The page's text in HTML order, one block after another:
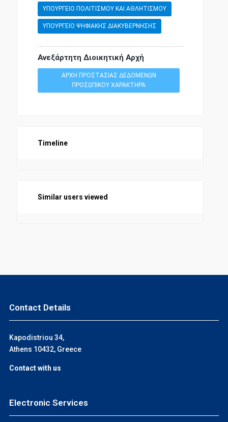
ΥΠΟΥΡΓΕΙΟ ΠΟΛΙΤΙΣΜΟΥ ΚΑΙ ΑΘΛΗΤΙΣΜΟΥ
ΥΠΟΥΡΓΕΙΟ ΨΗΦΙΑΚΗΣ ΔΙΑΚΥΒΕΡΝΗΣΗΣ
Ανεξάρτητη Διοικητική Αρχή
ΑΡΧΗ ΠΡΟΣΤΑΣΙΑΣ ΔΕΔΟΜΕΝΩΝ
ΠΡΟΣΩΠΙΚΟΥ ΧΑΡΑΚΤΗΡΑ
Timeline
Similar users viewed
Contact Details
Kapodistriou 34,
Athens 10432, Greece
Contact with us
Electronic Services